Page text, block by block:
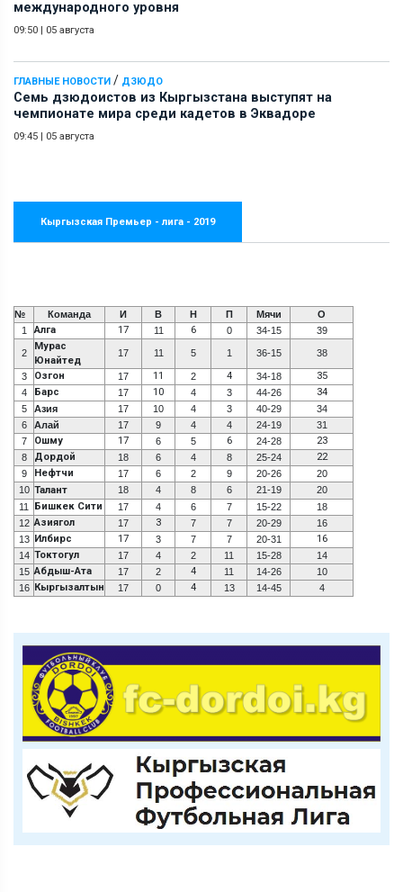
международного уровня
09:50 | 05 августа
ГЛАВНЫЕ НОВОСТИ / ДЗЮДО
Семь дзюдоистов из Кыргызстана выступят на
чемпионате мира среди кадетов в Эквадоре
09:45 | 05 августа
Кыргызская Премьер - лига - 2019
№ Команда И В Н П Мячи
О
1
Алга 17 11 6 0 34-15 39
2
Мурас
Юнайтед
17 11 5 1 36-15 38
3 Озгон 17 11 2 4 34-18 35
4 Барс 17 10 4 3 44-26 34
5 Азия 17 10 4 3 40-29
34
6
Алай 17 9 4 4 24-19
31
7
Ошму 17 6 5 6 24-28 23
8 Дордой 18 6 4 8 25-24 22
9 Нефтчи 17 6 2 9 20-26
20
10 Талант 18 4 8 6 21-19
20
11
Бишкек Сити 17 4 6 7 15-22
18
12 Азиягол 17 3 7 7 20-29
16
13 Илбирс 17 3 7 7 20-31 16
14 Токтогул 17 4 2 11 15-28
14
15 Абдыш-Ата 17 2 4 11 14-26
10
16 Кыргызалтын 17 0 4 13 14-45 4